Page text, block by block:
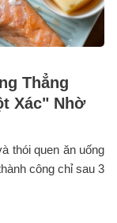
Thẳng
Xác" Nhờ
thói quen ăn uống
công chỉ sau 3